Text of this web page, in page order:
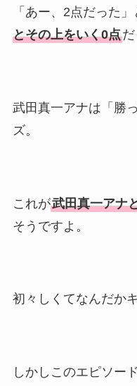
「あー、2点だった」
とその上をいく0点だ
武田真一アナは「勝
ズ。
これが武田真一アナ
そうですよ。
初々しくてなんだか
しかしこのエピソー